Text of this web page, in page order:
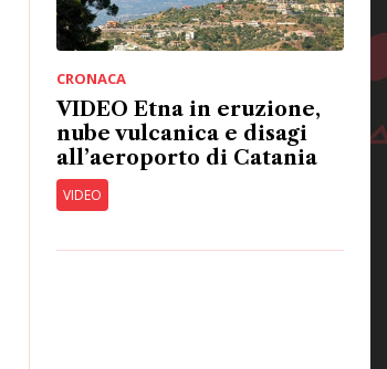
CRONACA
VIDEO Etna in eruzione,
nube vulcanica e disagi
all’aeroporto di Catania
VIDEO